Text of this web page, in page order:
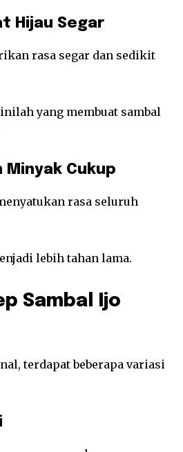
Hijau Segar
rasa segar dan sedikit
yang membuat sambal
Minyak Cukup
rasa seluruh
lebih tahan lama.
Sambal Ijo
terdapat beberapa variasi